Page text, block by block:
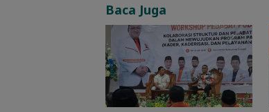
Baca Juga